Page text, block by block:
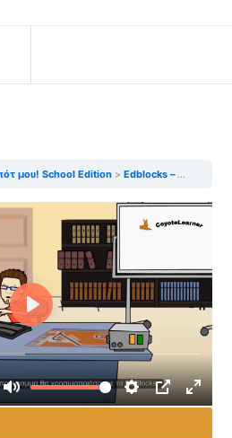
μου! School Edition Edblocks – Ας προγραμματίσουμε το Edison ενότητα 1